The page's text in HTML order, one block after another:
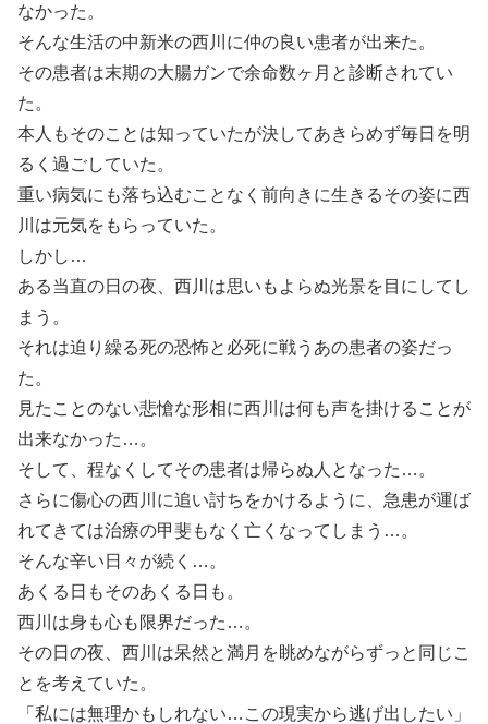
なかった。
そんな生活の中新米の西川に仲の良い患者が出来た。
その患者は末期の大腸ガンで余命数ヶ月と診断されてい
た。
本人もそのことは知っていたが決してあきらめず毎日を明
るく過ごしていた。
重い病気にも落ち込むことなく前向きに生きるその姿に西
川は元気をもらっていた。
しかし…
ある当直の日の夜、西川は思いもよらぬ光景を目にしてし
まう。
それは迫り繰る死の恐怖と必死に戦うあの患者の姿だっ
た。
見たことのない悲愴な形相に西川は何も声を掛けることが
出来なかった…。
そして、程なくしてその患者は帰らぬ人となった…。
さらに傷心の西川に追い討ちをかけるように、急患が運ば
れてきては治療の甲斐もなく亡くなってしまう…。
そんな辛い日々が続く…。
あくる日もそのあくる日も。
西川は身も心も限界だった…。
その日の夜、西川は呆然と満月を眺めながらずっと同じこ
とを考えていた。
「私には無理かもしれない…この現実から逃げ出したい」